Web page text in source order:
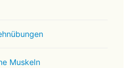
Muskeln